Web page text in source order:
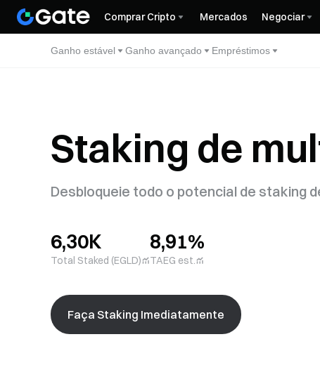
Comprar Cripto Mercados Negociar
Ganho estável Ganho avançado Empréstimos
Staking de
Desbloqueie todo o potencial de staking
6,30K
Total Staked (EGLD)
8,91%
TAEG est.
Faça Staking Imediatamente